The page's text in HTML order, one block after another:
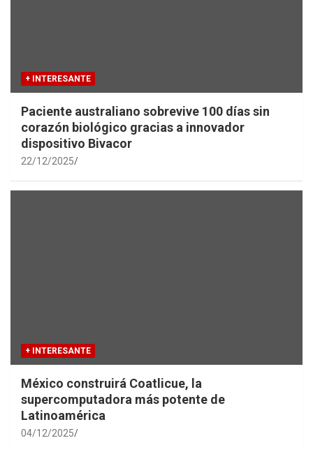
+ INTERESANTE
Paciente australiano sobrevive 100 días sin
corazón biológico gracias a innovador
dispositivo Bivacor
22/12/2025
+ INTERESANTE
México construirá Coatlicue, la
supercomputadora más potente de
Latinoamérica
04/12/2025